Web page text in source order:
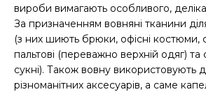
вироби вимагають особливого,
За призначенням вовняні тканини
(з них шиють брюки, офісні костюми,
пальтові (переважно верхній одяг) та
сукні). Також вовну використовують
різноманітних аксесуарів, а саме